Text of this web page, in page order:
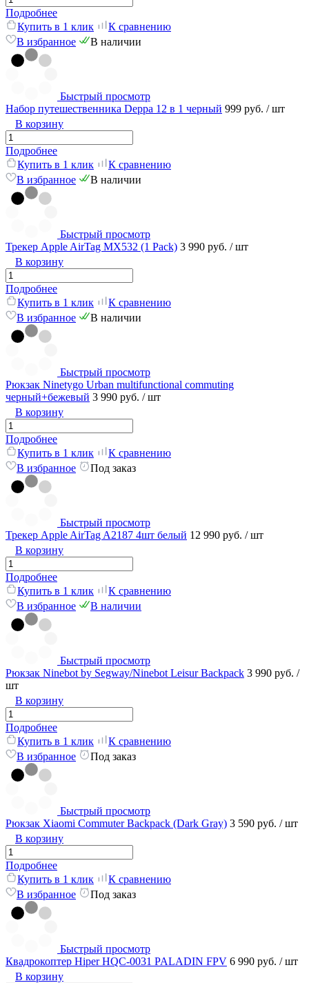
Подробнее
Купить в 1 клик
К сравнению
В избранное
В наличии
Быстрый просмотр
Набор путешественника Deppa 12 в 1 черный 999 руб. / шт
В корзину
Подробнее
Купить в 1 клик
К сравнению
В избранное
В наличии
Быстрый просмотр
Трекер Apple AirTag MX532 (1 Pack) 3 990 руб. / шт
В корзину
Подробнее
Купить в 1 клик
К сравнению
В избранное
В наличии
Быстрый просмотр
Рюкзак Ninetygo Urban multifunctional commuting
черный+бежевый 3 990 руб. / шт
В корзину
Подробнее
Купить в 1 клик
К сравнению
В избранное
Под заказ
Быстрый просмотр
Трекер Apple AirTag A2187 4шт белый 12 990 руб. / шт
В корзину
Подробнее
Купить в 1 клик
К сравнению
В избранное
В наличии
Быстрый просмотр
Рюкзак Ninebot by Segway/Ninebot Leisur Backpack 3 990 руб. /
шт
В корзину
Подробнее
Купить в 1 клик
К сравнению
В избранное
Под заказ
Быстрый просмотр
Рюкзак Xiaomi Commuter Backpack (Dark Gray) 3 590 руб. / шт
В корзину
Подробнее
Купить в 1 клик
К сравнению
В избранное
Под заказ
Быстрый просмотр
Квадрокоптер Hiper HQC-0031 PALADIN FPV 6 990 руб. / шт
В корзину